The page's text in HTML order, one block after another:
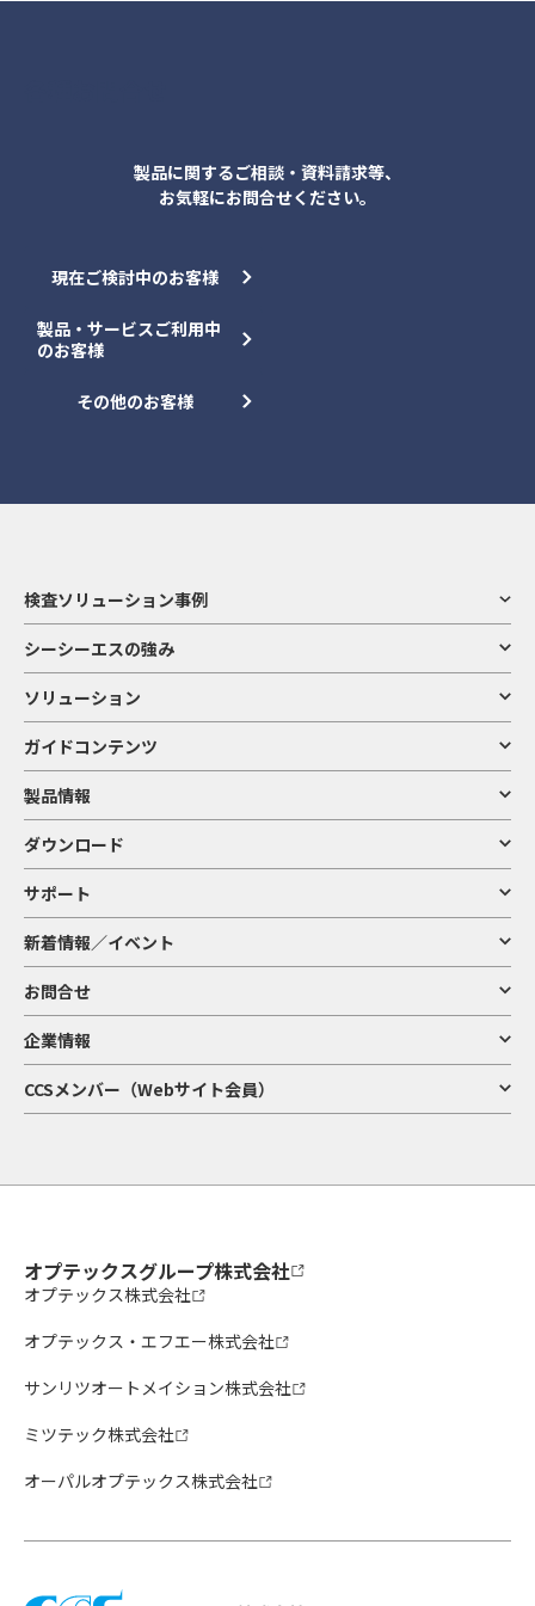
製品に関するご相談・資料請求等、
お気軽にお問合せください。
現在ご検討中のお客様
製品・サービスご利用中
のお客様
その他のお客様
検査ソリューション事例
シーシーエスの強み
ソリューション
ガイドコンテンツ
製品情報
ダウンロード
サポート
新着情報／イベント
お問合せ
企業情報
CCSメンバー（Webサイト会員）
オプテックスグループ株式会社
オプテックス株式会社
オプテックス・エフエー株式会社
サンリツオートメイション株式会社
ミツテック株式会社
オーパルオプテックス株式会社